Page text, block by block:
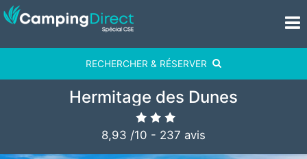
RECHERCHER & RÉSERVER
Hermitage des Dunes
8,93 /10 - 237 avis